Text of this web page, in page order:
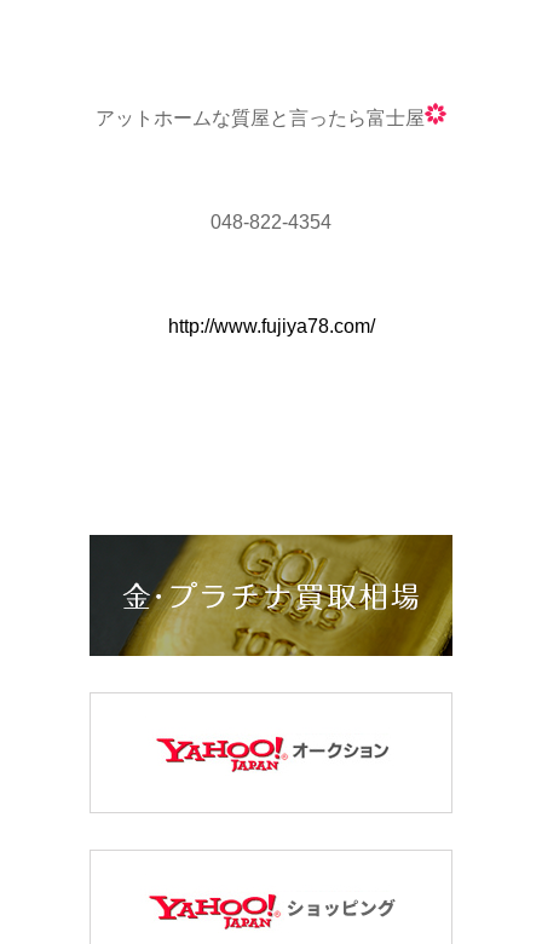
アットホームな質屋と言ったら富士屋
048-822-4354
http://www.fujiya78.com/